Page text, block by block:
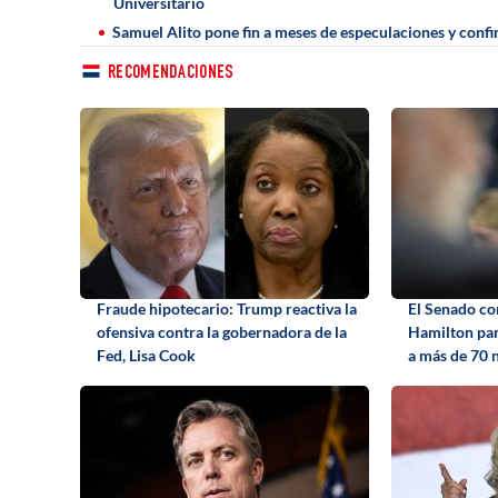
Samuel Alito pone fin a meses de especulaciones y
RECOMENDACIONES
Fraude hipotecario: Trump reactiva la
ofensiva contra la gobernadora de la
Fed, Lisa Cook
El Senado
Hamilton
a más de 70